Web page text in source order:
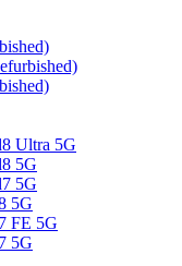
Ultra 5G
5G
5G
5G
FE 5G
5G